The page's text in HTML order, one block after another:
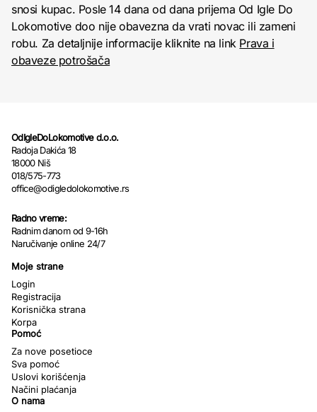
snosi kupac. Posle 14 dana od dana prijema Od Igle Do
Lokomotive doo nije obavezna da vrati novac ili zameni
robu. Za detaljnije informacije kliknite na link Prava i
obaveze potrošača
OdIgleDoLokomotive d.o.o.
Radoja Dakića 18
18000 Niš
018/575-773
office@odigledolokomotive.rs
Radno vreme:
Radnim danom od 9-16h
Naručivanje online 24/7
Moje strane
Login
Registracija
Korisnička strana
Korpa
Pomoć
Za nove posetioce
Sva pomoć
Uslovi korišćenja
Načini plaćanja
O nama